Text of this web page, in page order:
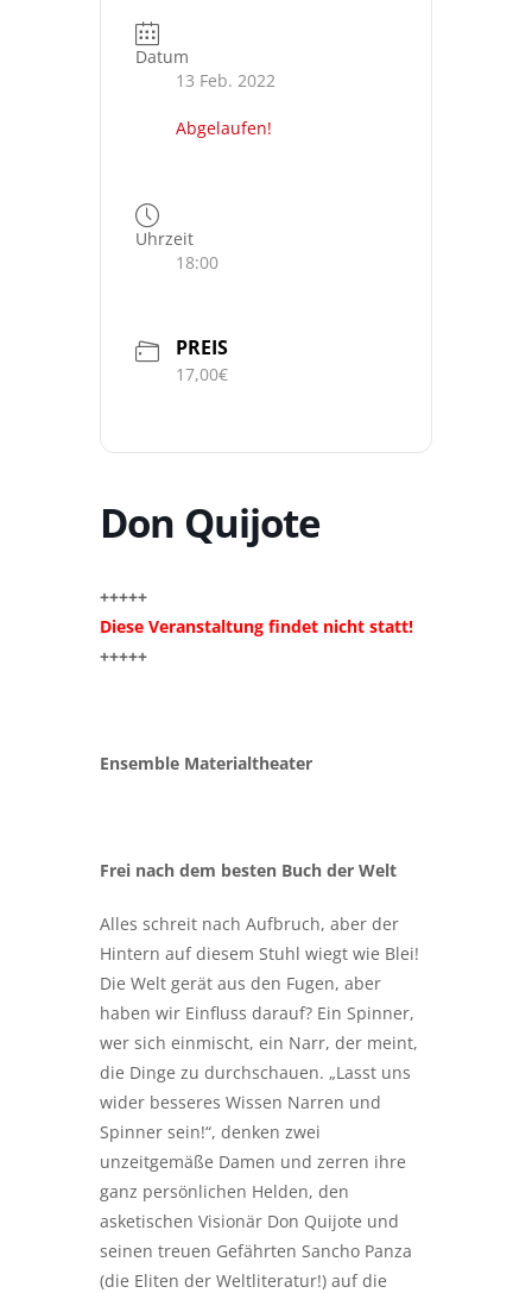
Datum
13 Feb. 2022
Abgelaufen!
Uhrzeit
18:00
PREIS
17,00€
Don Quijote
+++++
Diese Veranstaltung findet nicht statt!
+++++
Ensemble Materialtheater
Frei nach dem besten Buch der Welt
Alles schreit nach Aufbruch, aber der
Hintern auf diesem Stuhl wiegt wie Blei!
Die Welt gerät aus den Fugen, aber
haben wir Einfluss darauf? Ein Spinner,
wer sich einmischt, ein Narr, der meint,
die Dinge zu durchschauen. „Lasst uns
wider besseres Wissen Narren und
Spinner sein!“, denken zwei
unzeitgemäße Damen und zerren ihre
ganz persönlichen Helden, den
asketischen Visionär Don Quijote und
seinen treuen Gefährten Sancho Panza
(die Eliten der Weltliteratur!) auf die